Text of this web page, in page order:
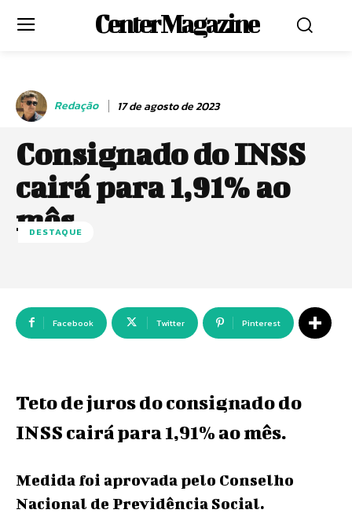
Center Magazine
Redação 17 de agosto de 2023
Consignado do INSS
cairá para 1,91% ao
mês
DESTAQUE
Facebook Twitter Pinterest
Teto de juros do consignado do
INSS cairá para 1,91% ao mês.
Medida foi aprovada pelo Conselho
Nacional de Previdência Social.